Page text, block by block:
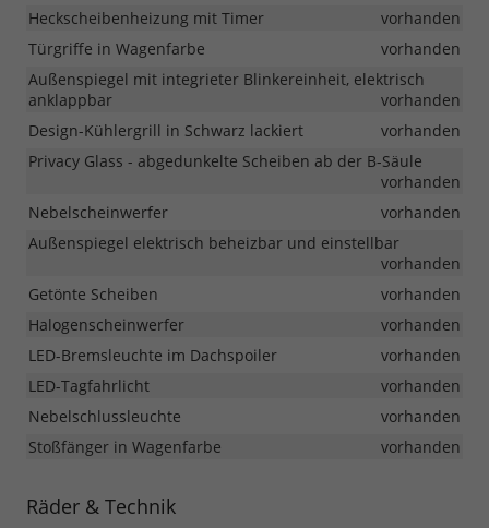
Heckscheibenheizung mit Timer
vorhanden
Türgriffe in Wagenfarbe
vorhanden
Außenspiegel mit integrieter Blinkereinheit, elektrisch
anklappbar
vorhanden
Design-Kühlergrill in Schwarz lackiert
vorhanden
Privacy Glass - abgedunkelte Scheiben ab der B-Säule
vorhanden
Nebelscheinwerfer
vorhanden
Außenspiegel elektrisch beheizbar und einstellbar
vorhanden
Getönte Scheiben
vorhanden
Halogenscheinwerfer
vorhanden
LED-Bremsleuchte im Dachspoiler
vorhanden
LED-Tagfahrlicht
vorhanden
Nebelschlussleuchte
vorhanden
Stoßfänger in Wagenfarbe
vorhanden
Räder & Technik